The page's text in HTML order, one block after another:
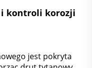
kontroli korozji
jest pokryta